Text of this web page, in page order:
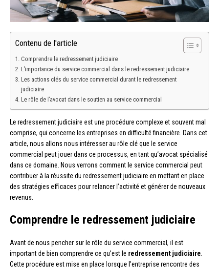
Contenu de l'article
Comprendre le redressement judiciaire
L’importance du service commercial dans le redressement judiciaire
Les actions clés du service commercial durant le redressement
judiciaire
Le rôle de l’avocat dans le soutien au service commercial
Le redressement judiciaire est une procédure complexe et souvent mal
comprise, qui concerne les entreprises en difficulté financière. Dans cet
article, nous allons nous intéresser au rôle clé que le service
commercial peut jouer dans ce processus, en tant qu’avocat spécialisé
dans ce domaine. Nous verrons comment le service commercial peut
contribuer à la réussite du redressement judiciaire en mettant en place
des stratégies efficaces pour relancer l’activité et générer de nouveaux
revenus.
Comprendre le redressement judiciaire
Avant de nous pencher sur le rôle du service commercial, il est
important de bien comprendre ce qu’est le redressement judiciaire
Cette procédure est mise en place lorsque l’entreprise rencontre des